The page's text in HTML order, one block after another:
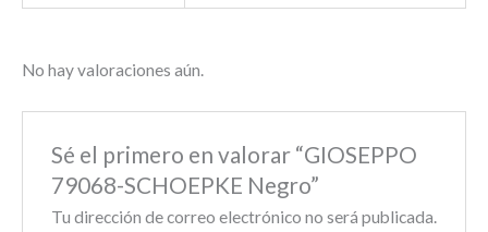
No hay valoraciones aún.
Sé el primero en valorar “GIOSEPPO
79068-SCHOEPKE Negro”
Tu dirección de correo electrónico no será publicada.